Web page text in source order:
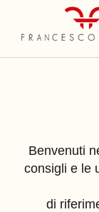
Benvenuti
consigli e le
di